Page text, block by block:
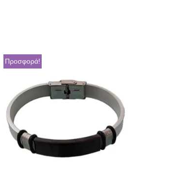
Προσφορά!